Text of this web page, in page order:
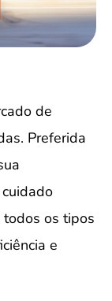
de
Preferida
os tipos
e